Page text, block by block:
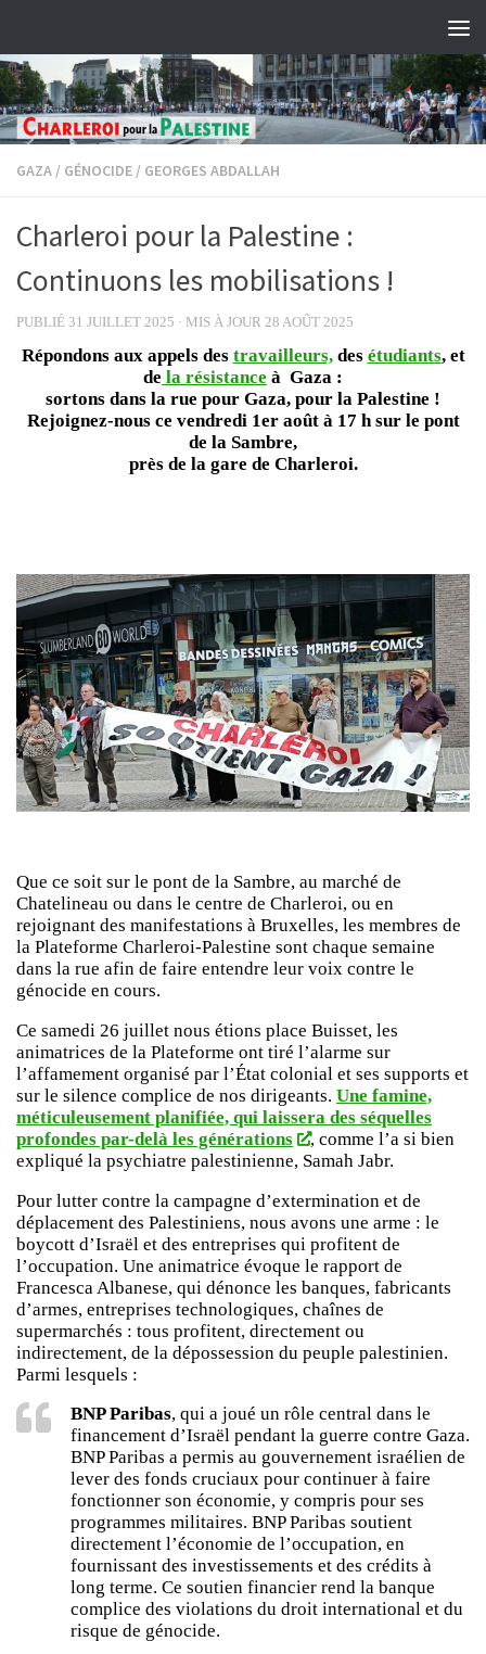
GAZA / GÉNOCIDE / GEORGES ABDALLAH
Charleroi pour la Palestine :
Continuons les mobilisations !
PUBLIÉ 31 JUILLET 2025 · MIS À JOUR 28 AOÛT 2025
Répondons aux appels des travailleurs,des étudiants, et
de la résistance à Gaza :
sortons dans la rue pour Gaza, pour la Palestine !
Rejoignez-nous ce vendredi 1er août à 17 h sur le pont
de la Sambre,
près de la gare de Charleroi.
Que ce soit sur le pont de la Sambre, au marché de
Chatelineau ou dans le centre de Charleroi, ou en
rejoignant des manifestations à Bruxelles, les membres de
la Plateforme Charleroi-Palestine sont chaque semaine
dans la rue afin de faire entendre leur voix contre le
génocide en cours.
Ce samedi 26 juillet nous étions place Buisset, les
animatrices de la Plateforme ont tiré l’alarme sur
l’affamement organisé par l’État colonial et ses supports et
sur le silence complice de nos dirigeants. Une famine,
méticuleusement planifiée, qui laissera des séquelles
profondes par-delà les générations
, comme l’a si bien
expliqué la psychiatre palestinienne, Samah Jabr.
Pour lutter contre la campagne d’extermination et de
déplacement des Palestiniens, nous avons une arme : le
boycott d’Israël et des entreprises qui profitent de
l’occupation. Une animatrice évoque le rapport de
Francesca Albanese, qui dénonce les banques, fabricants
d’armes, entreprises technologiques, chaînes de
supermarchés : tous profitent, directement ou
indirectement, de la dépossession du peuple palestinien.
Parmi lesquels :
BNP Paribas, qui a joué un rôle central dans le
financement d’Israël pendant la guerre contre Gaza.
BNP Paribas a permis au gouvernement israélien de
lever des fonds cruciaux pour continuer à faire
fonctionner son économie, y compris pour ses
programmes militaires. BNP Paribas soutient
directement l’économie de l’occupation, en
fournissant des investissements et des crédits à
long terme. Ce soutien financier rend la banque
complice des violations du droit international et du
risque de génocide.